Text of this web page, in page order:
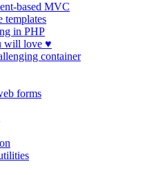
based MVC
templates
in PHP
will love ♥
container
forms